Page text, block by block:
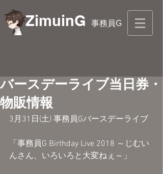
ZimuinG 事務員G
バースデーライブ当日券・
物販情報
3月31日(土) 事務員Gバースデーライブ
「事務員G Birthday Live 2018 ～じむい
んさん、いろいろと大変ねぇ～」